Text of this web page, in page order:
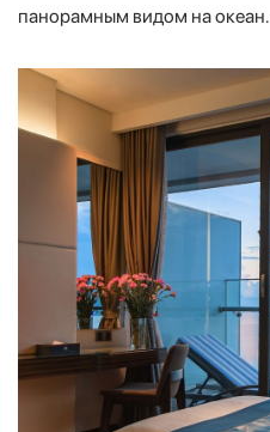
панорамным видом на океан.